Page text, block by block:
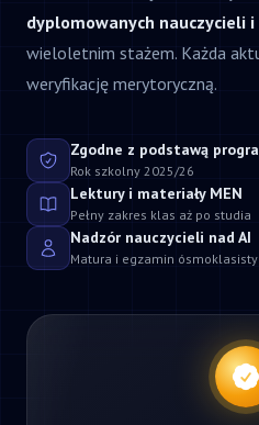
dyplomowanych nauczycieli
wieloletnim stażem. Każda
weryfikację merytoryczną.
Zgodne z podstawą
Rok szkolny 2025/26
Lektury i materiały MEN
Pełny zakres klas aż po studia
Nadzór nauczycieli nad AI
Matura i egzamin ósmoklasisty